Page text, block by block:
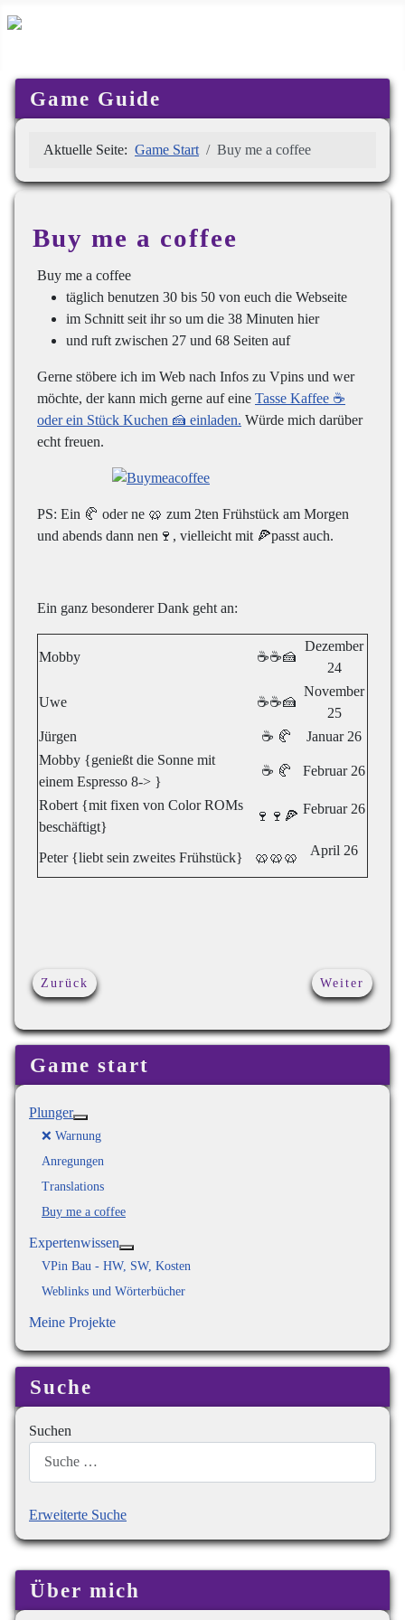
Game Guide
Aktuelle Seite: Game Start Buy me a coffee
Über mich
Buy me a coffee
Buy me a coffee
täglich benutzen 30 bis 50 von euch die Webseite
im Schnitt seit ihr so um die 38 Minuten hier
und ruft zwischen 27 und 68 Seiten auf
Gerne stöbere ich im Web nach Infos zu Vpins und wer
möchte, der kann mich gerne auf eine Tasse Kaffee ☕
oder ein Stück Kuchen 🍰 einladen. Würde mich darüber
echt freuen.
PS: Ein 🥐 oder ne 🥨 zum 2ten Frühstück am Morgen
und abends dann nen🍷, vielleicht mit 🍕passt auch.
Ein ganz besonderer Dank geht an:
Mobby ☕☕🍰
Dezember
24
Uwe ☕☕🍰
November
25
Jürgen
☕ 🥐
Januar 26
Mobby {genießt die Sonne mit
einem Espresso 8-> }
☕ 🥐 Februar 26
Robert {mit fixen von Color ROMs
beschäftigt}
🍷🍷🍕 Februar 26
Peter {liebt sein zweites Frühstück} 🥨🥨🥨 April 26
Vorheriger Beitrag: Projekte
Zurück Nächster
Weiter
Game start
Plunger
❌ Warnung
Anregungen
Translations
Buy me a coffee
Expertenwissen
VPin Bau - HW, SW, Kosten
Weblinks und Wörterbücher
Meine Projekte
Suche
Suchen
Erweiterte Suche